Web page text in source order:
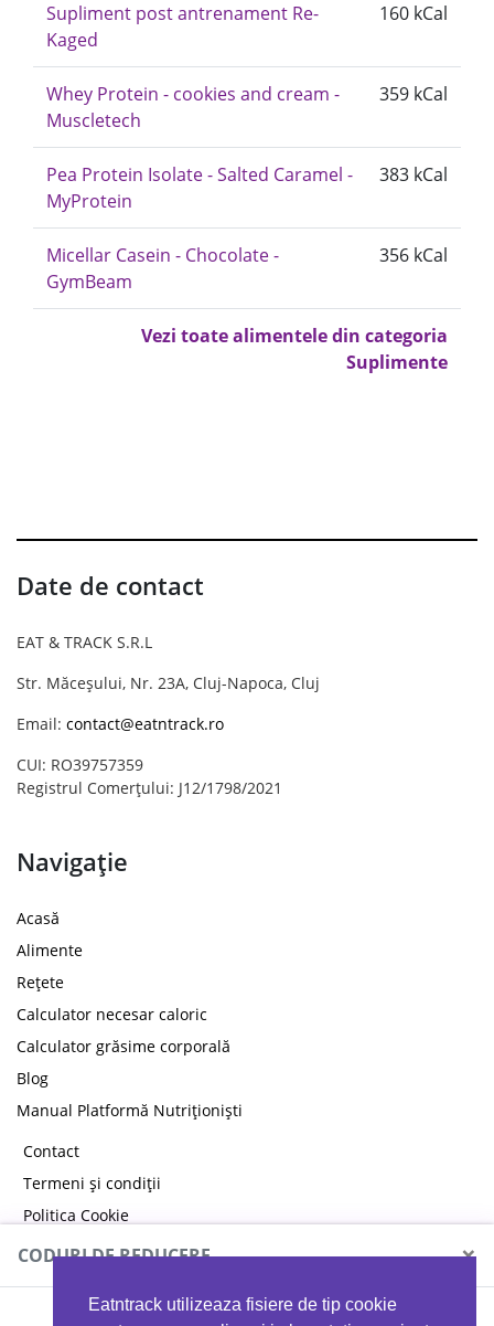
Eatntrack utilizeaza fisiere de tip cookie
Supliment post antrenament Re-
Kaged
160 kCal
Whey Protein - cookies and cream -
Muscletech
359 kCal
Pea Protein Isolate - Salted Caramel -
MyProtein
383 kCal
Micellar Casein - Chocolate -
GymBeam
356 kCal
Vezi toate alimentele din categoria
Suplimente
Date de contact
EAT & TRACK S.R.L
Str. Măceșului, Nr. 23A, Cluj-Napoca, Cluj
Email: contact@eatntrack.ro
CUI: RO39757359
Registrul Comerțului: J12/1798/2021
Navigație
Acasă
Alimente
Rețete
Calculator necesar caloric
Calculator grăsime corporală
Blog
Manual Platformă Nutriționiști
Contact
Termeni și condiții
Politica Cookie
Politica de confidențialitate
CODURI DE REDUCERE ×